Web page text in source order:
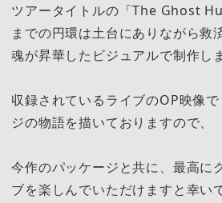
ツアータイトルの「The Ghost
までの円環は土台にありながら救
魂が昇華したビジュアルで制作し
収録されているライブのOP映像
ジの物語を描いておりますので、
今作のパッケージと共に、最高に
ブを楽しんでいただけますと幸い